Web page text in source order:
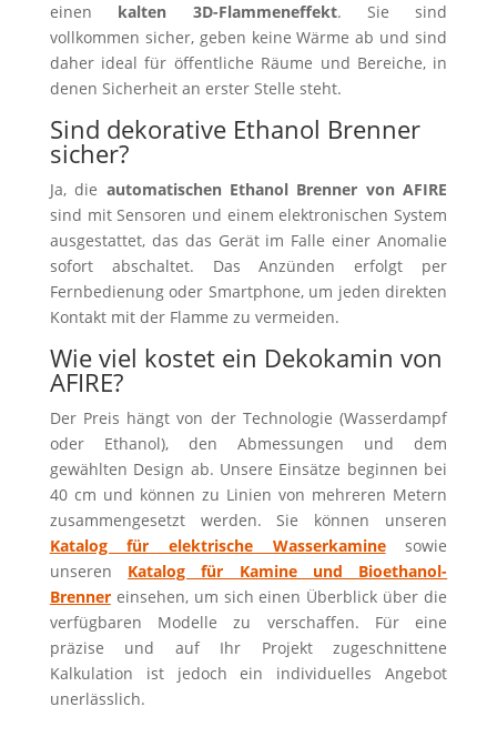
einen kalten 3D-Flammeneffekt. Sie sind
vollkommen sicher, geben keine Wärme ab und sind
daher ideal für öffentliche Räume und Bereiche, in
denen Sicherheit an erster Stelle steht.
Sind dekorative Ethanol Brenner
sicher?
Ja, die automatischen Ethanol Brenner von AFIRE
sind mit Sensoren und einem elektronischen System
ausgestattet, das das Gerät im Falle einer Anomalie
sofort abschaltet. Das Anzünden erfolgt per
Fernbedienung oder Smartphone, um jeden direkten
Kontakt mit der Flamme zu vermeiden.
Wie viel kostet ein Dekokamin von
AFIRE?
Der Preis hängt von der Technologie (Wasserdampf
oder Ethanol), den Abmessungen und dem
gewählten Design ab. Unsere Einsätze beginnen bei
40 cm und können zu Linien von mehreren Metern
zusammengesetzt werden. Sie können unseren
Katalog für elektrische Wasserkaminesowie
unseren Katalog für Kamine und Bioethanol-
Brennereinsehen, um sich einen Überblick über die
verfügbaren Modelle zu verschaffen. Für eine
präzise und auf Ihr Projekt zugeschnittene
Kalkulation ist jedoch ein individuelles Angebot
unerlässlich.